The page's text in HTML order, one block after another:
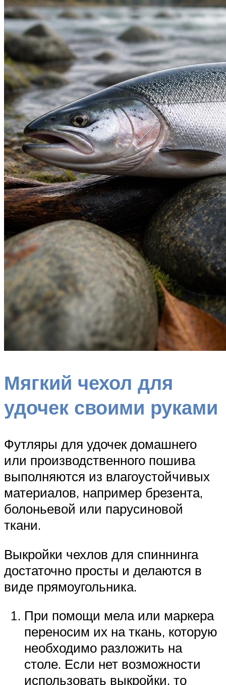
Мягкий чехол для
удочек своими руками
Футляры для удочек домашнего
или производственного пошива
выполняются из влагоустойчивых
материалов, например брезента,
болоньевой или парусиновой
ткани.
Выкройки чехлов для спиннинга
достаточно просты и делаются в
виде прямоугольника.
При помощи мела или маркера
переносим их на ткань, которую
необходимо разложить на
столе. Если нет возможности
использовать выкройки, то